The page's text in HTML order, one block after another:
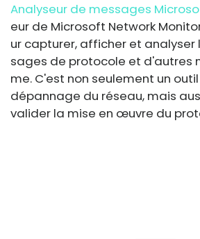
Analyseur de messages
eur de Microsoft Network
ur capturer, afficher et
sages de protocole et d'autres
me. C'est non seulement un
dépannage du réseau, mais
valider la mise en œuvre du